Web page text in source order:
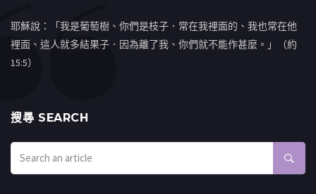
耶穌說：「我是葡萄樹、你們是枝子．常在我裡面的、我也常在他
裡面、這人就多結果子．因為離了我、你們就不能作甚麼。」（約
15:5）
搜㝷 SEARCH